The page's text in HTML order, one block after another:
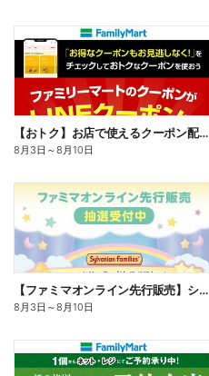
【おトク】お店で使えるクーポン配信中
8月3日 ～8月10日
【ファミマオンライン先行販売】シルバニアファミリー
8月3日 ～8月10日